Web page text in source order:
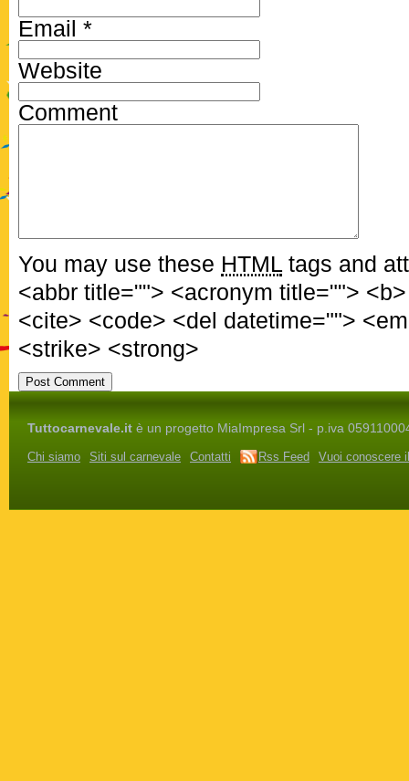
Email *
Website
Comment
You may use these HTML tags and
<abbr title=""> <acronym title="">
<cite> <code> <del datetime="">
<strike> <strong>
Tuttocarnevale.it è un progetto MiaImpresa Srl - p.iva
Chi siamo Siti sul carnevale Contatti Rss Feed Vuoi conoscere